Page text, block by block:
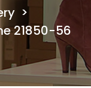
>
21850-56